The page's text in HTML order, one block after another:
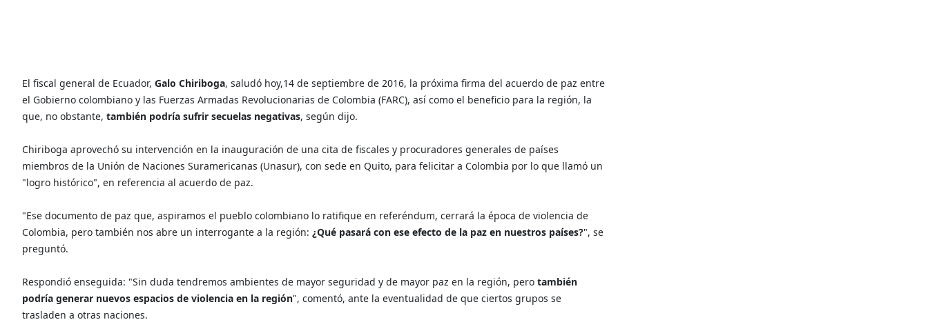
El fiscal general de Ecuador, Galo Chiriboga, saludó hoy,14 de septiembre de 2016, la próxima firma del acuerdo de paz entre
el Gobierno colombiano y las Fuerzas Armadas Revolucionarias de Colombia (FARC), así como el beneficio para la región, la
que, no obstante, también podría sufrir secuelas negativas, según dijo.
Chiriboga aprovechó su intervención en la inauguración de una cita de fiscales y procuradores generales de países
miembros de la Unión de Naciones Suramericanas (Unasur), con sede en Quito, para felicitar a Colombia por lo que llamó un
"logro histórico", en referencia al acuerdo de paz.
"Ese documento de paz que, aspiramos el pueblo colombiano lo ratifique en referéndum, cerrará la época de violencia de
Colombia, pero también nos abre un interrogante a la región: ¿Qué pasará con ese efecto de la paz en nuestros países?", se
preguntó.
Respondió enseguida: "Sin duda tendremos ambientes de mayor seguridad y de mayor paz en la región, pero también
podría generar nuevos espacios de violencia en la región", comentó, ante la eventualidad de que ciertos grupos se
trasladen a otras naciones.